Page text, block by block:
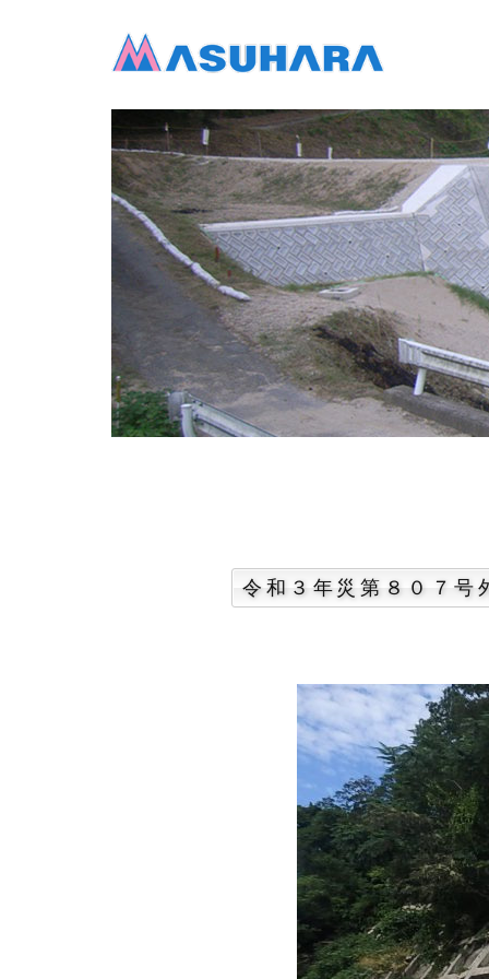
令和３年災第８０７号